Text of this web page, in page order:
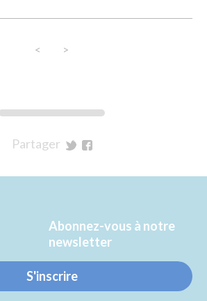
< >
Partager
Twitter
Facebook
Abonnez-vous à notre
newsletter
S'inscrire